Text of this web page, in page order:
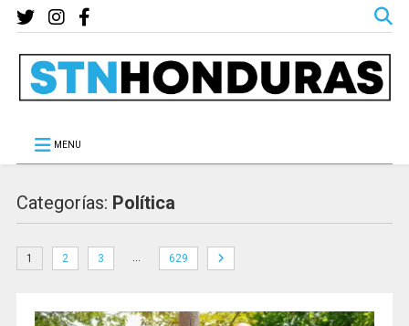
MENU
Categorías: Política
1 2 3 … 629